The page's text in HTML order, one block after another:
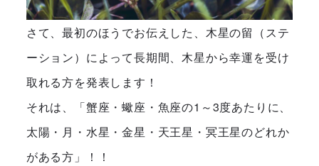
さて、最初のほうでお伝えした、木星の留（ステ
ーション）によって長期間、木星から幸運を受け
取れる方を発表します！
それは、「蟹座・蠍座・魚座の1～3度あたりに、
太陽・月・水星・金星・天王星・冥王星のどれか
がある方」！！